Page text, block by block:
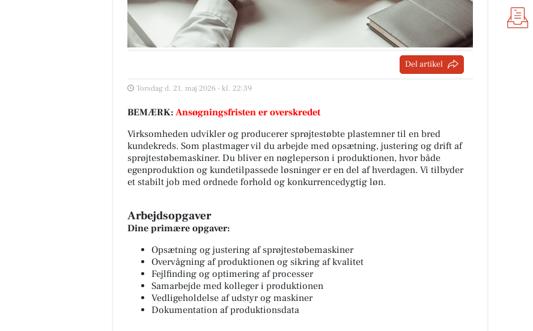
Del artikel
Torsdag d. 21. maj 2026 - kl. 22:39
BEMÆRK: Ansøgningsfristen er overskredet
Virksomheden udvikler og producerer sprøjtestøbte plastemner til en bred
kundekreds. Som plastmager vil du arbejde med opsætning, justering og drift af
sprøjtestøbemaskiner. Du bliver en nøgleperson i produktionen, hvor både
egenproduktion og kundetilpassede løsninger er en del af hverdagen. Vi tilbyder
et stabilt job med ordnede forhold og konkurrencedygtig løn.
Arbejdsopgaver
Dine primære opgaver:
Opsætning og justering af sprøjtestøbemaskiner
Overvågning af produktionen og sikring af kvalitet
Fejlfinding og optimering af processer
Samarbejde med kolleger i produktionen
Vedligeholdelse af udstyr og maskiner
Dokumentation af produktionsdata